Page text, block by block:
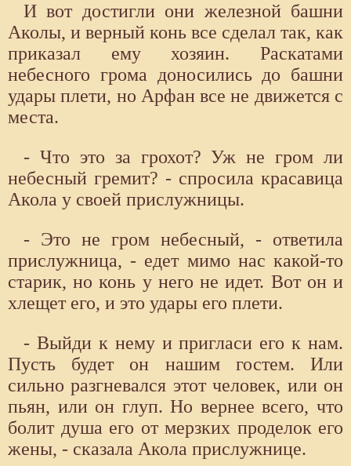
И вот достигли они железной башни
Аколы, и верный конь все сделал так, как
приказал ему хозяин. Раскатами
небесного грома доносились до башни
удары плети, но Арфан все не движется с
места.
- Что это за грохот? Уж не гром ли
небесный гремит? - спросила красавица
Акола у своей прислужницы.
- Это не гром небесный, - ответила
прислужница, - едет мимо нас какой-то
старик, но конь у него не идет. Вот он и
хлещет его, и это удары его плети.
- Выйди к нему и пригласи его к нам.
Пусть будет он нашим гостем. Или
сильно разгневался этот человек, или он
пьян, или он глуп. Но вернее всего, что
болит душа его от мерзких проделок его
жены, - сказала Акола прислужнице.